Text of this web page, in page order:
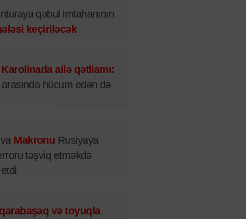
qəbul imtahanının
keçiriləcək
ailə qətliamı:
hücum edən də
Makronu Rusiyaya
təşviq etməkdə
qarabaşaq və toyuqla